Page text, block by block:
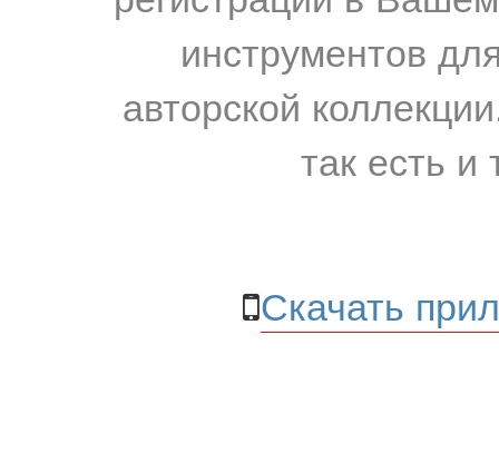
инструментов
авторской
так есть и
Скачать